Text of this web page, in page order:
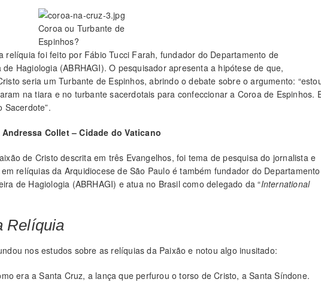
Coroa ou Turbante de
Espinhos?
relíquia foi feito por Fábio Tucci Farah, fundador do Departamento de
Hagiologia (ABRHAGI). O pesquisador apresenta a hipótese de que,
seria um Turbante de Espinhos, abrindo o debate sobre o argumento:
na tiara e no turbante sacerdotais para confeccionar a Coroa de Espinhos.
Sacerdote”.
Andressa Collet – Cidade do Vaticano
de Cristo descrita em três Evangelhos, foi tema de pesquisa do jornalista e
relíquias da Arquidiocese de São Paulo é também fundador do Departamento
de Hagiologia (ABRHAGI) e atua no Brasil como delegado da “International
Relíquia
nos estudos sobre as relíquias da Paixão e notou algo inusitado:
era a Santa Cruz, a lança que perfurou o torso de Cristo, a Santa Síndone.